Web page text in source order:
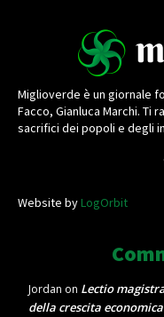
Miglioverde è un giornale
Facco, Gianluca Marchi. Ti
sacrifici dei popoli e degli
Website byLogOrbit
Jordan on Lectio
della crescita